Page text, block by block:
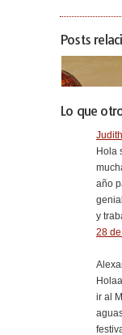
Posts
Lo que
Judith
Hola
año
y
28
ir al